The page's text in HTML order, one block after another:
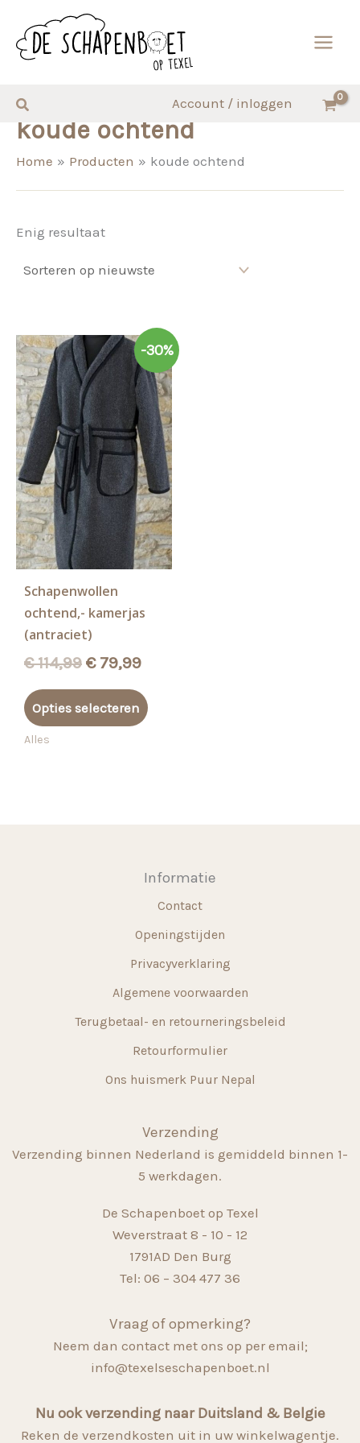
naar
Zoeken Account / inloggen
koude ochtend
Home Producten koude ochtend
Enig resultaat
-30%
Schapenwollen
ochtend,- kamerjas
(antraciet)
€114,99 Oorspronkelijke
was:
€ 114,99.
€79,99Huidige
is:
€ 79,99.
Opties selecteren product
worden
op
de
Alles
Informatie
Contact
Openingstijden
Privacyverklaring
Algemene voorwaarden
Terugbetaal- en retourneringsbeleid
Retourformulier
Ons huismerk Puur Nepal
Verzending
Verzending binnen Nederland is gemiddeld binnen 1-
5 werkdagen.
De Schapenboet op Texel
Weverstraat 8 - 10 - 12
1791AD Den Burg
Tel: 06 – 304 477 36
Vraag of opmerking?
Neem dan contact met ons op per email;
info@texelseschapenboet.nl
Nu ook verzending naar Duitsland & Belgie
Reken de verzendkosten uit in uw winkelwagentje.